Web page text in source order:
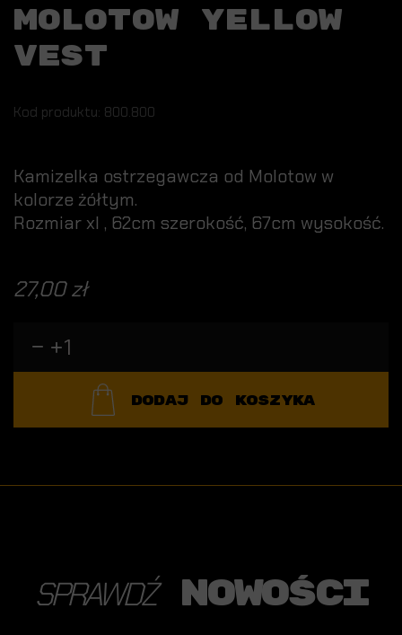
MOLOTOW YELLOW
VEST
Kod produktu: 800.800
Kamizelka ostrzegawcza od Molotow w
kolorze żółtym.
Rozmiar xl , 62cm szerokość, 67cm wysokość.
27,00 zł
DODAJ DO KOSZYKA
SPRAWDŹ nowości